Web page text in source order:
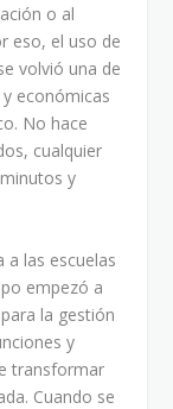
o al
eso, el uso de
volvió una de
económicas
No hace
cualquier
y
a las escuelas
empezó a
la gestión
y
transformar
Cuando se